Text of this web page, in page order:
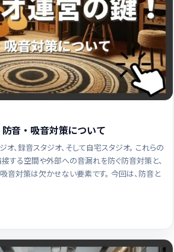
音・吸音対策について
オ、録音スタジオ、そして自宅スタジオ。 これらの
する空間や外部への音漏れを防ぐ防音対策と、
音対策は欠かせない要素です。 今回は、防音と